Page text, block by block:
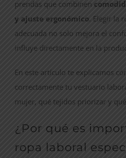
prendas que combinen
y ajuste ergonómico. Elegir la
adecuada no solo mejora el
influye directamente en la
En este artículo te explicamos
correctamente tu vestuario
mujer, qué tejidos priorizar y
¿Por qué es
ropa laboral